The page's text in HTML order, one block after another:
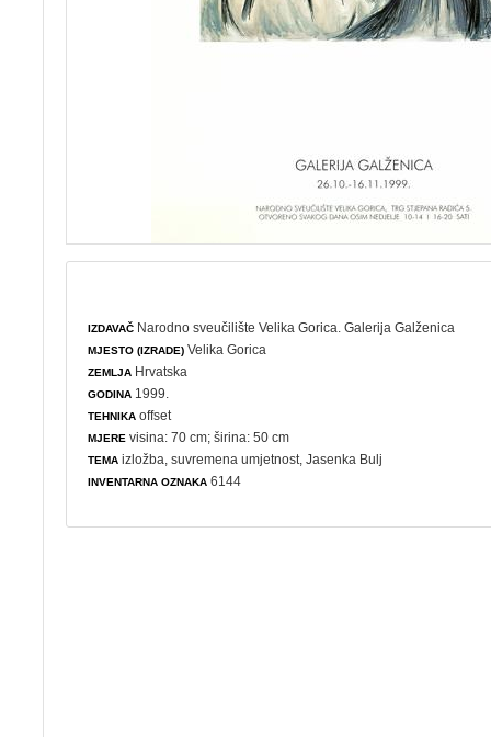
IZDAVAČ Narodno sveučilište Velika Gorica. Galerija Galženica
MJESTO (IZRADE) Velika Gorica
ZEMLJA Hrvatska
GODINA 1999.
TEHNIKA offset
MJERE visina: 70 cm; širina: 50 cm
TEMA izložba ,suvremena umjetnost , Jasenka Bulj
INVENTARNA OZNAKA 6144